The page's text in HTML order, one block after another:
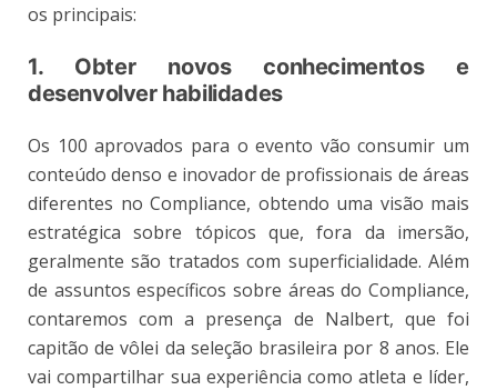
os principais:
1. Obter novos conhecimentos e
desenvolver habilidades
Os 100 aprovados para o evento vão consumir um
conteúdo denso e inovador de profissionais de áreas
diferentes no Compliance, obtendo uma visão mais
estratégica sobre tópicos que, fora da imersão,
geralmente são tratados com superficialidade. Além
de assuntos específicos sobre áreas do Compliance,
contaremos com a presença de Nalbert, que foi
capitão de vôlei da seleção brasileira por 8 anos. Ele
vai compartilhar sua experiência como atleta e líder,